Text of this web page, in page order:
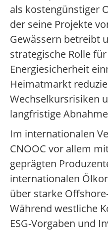
als kostengünstiger
der seine Projekte
Gewässern betreibt
strategische Rolle
Energiesicherheit
Heimatmarkt
Wechselkursrisiken
langfristige
Im internationalen
CNOOC vor allem
geprägten
internationalen
über starke
Während westliche
ESG-Vorgaben und